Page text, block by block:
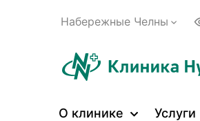
Набережные Челны
О клинике Услуги